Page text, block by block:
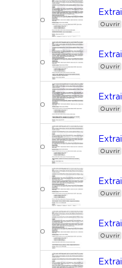
Ouvrir
Ouvrir
Ouvrir
Ouvrir
Ouvrir
Ouvrir